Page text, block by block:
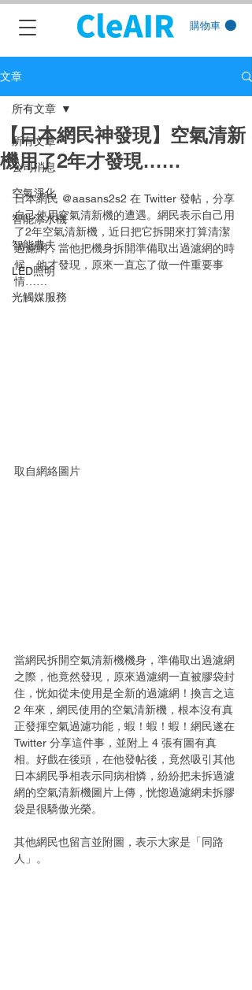
購物車
文章
所有文章
公司消息
空氣淨化
智能添水機
智能農夫
LED照明
光觸媒服務
所有文章
【日本網民神發現】空氣清新
機用了2年才發現……
日本網民 @aasans2s2 在 Twitter 發帖，分享
自己使用空氣清新機的遭遇。網民表示自己用
了2年空氣清新機，近日把它拆開來打算清潔
過濾網，當他把機身拆開準備取出過濾網的時
候，他才發現，原來一直忘了做一件重要事
情……
取自網絡圖片
當網民拆開空氣清新機機身，準備取出過濾網
之際，他竟然發現，原來過濾網一直被膠袋封
住，恍如從未使用是全新的過濾網！換言之這
2 年來，網民使用的空氣清新機，根本沒有真
正發揮空氣過濾功能，蝦！蝦！蝦！網民遂在
Twitter 分享這件事，並附上 4 張有圖有真
相。好戲在後頭，在他發帖後，竟然吸引其他
日本網民爭相表示同病相憐，紛紛把未拆過濾
網的空氣清新機圖片上傳，恍惚過濾網未拆膠
袋是很驕傲光榮。
其他網民也留言並附圖，表示大家是「同路
人」。